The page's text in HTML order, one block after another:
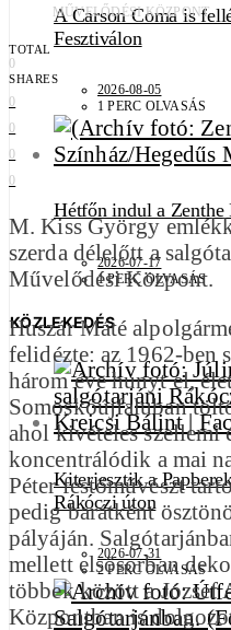
A Carson Coma is
Fesztiválon
2026-08-05
1 PERC OLVASÁS
Hétfőn indul a Zenthe
2026-07-17
1 PERC OLVASÁS
KÖZLEKEDÉS
Kiterjesztik a
Rákóczi úton
2026-07-31
2 PERC OLVASÁS
MŰVELŐDÉSI KÖZPONT
TOTAL
0
SHARES
0
0
0
0
M. Kiss György
szerda délelőtt a
Művelődési Központ.
Huszár Máté
felidézte: az 1962-ben
három éve hunyt el,
Somoskőújfaluban
ahol kivételes szellemi
koncentrálódik a mai
Péter festőművészt
pedig barátként
pályáján.
mellett elsősorban
többek között a
Központban is